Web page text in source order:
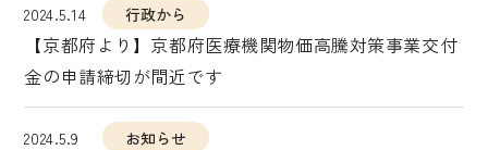
2024.5.14 行政から
【京都府より】京都府医療機関物価高騰対策事業交付
金の申請締切が間近です
2024.5.9 お知らせ